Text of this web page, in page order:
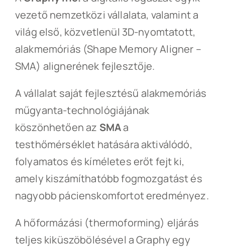
Archívum
REGISZTRÁCIÓ
vezető nemzetközi vállalata, valamint a
világ első, közvetlenül 3D-nyomtatott,
alakmemóriás (Shape Memory Aligner –
SMA) alignerének fejlesztője.
A vállalat saját fejlesztésű alakmemóriás
műgyanta-technológiájának
köszönhetően az SMAa
testhőmérséklet hatására aktiválódó,
folyamatos és kíméletes erőt fejt ki,
amely kiszámíthatóbb fogmozgatást és
nagyobb pácienskomfortot eredményez.
A hőformázási (thermoforming) eljárás
teljes kiküszöbölésével a Graphy egy